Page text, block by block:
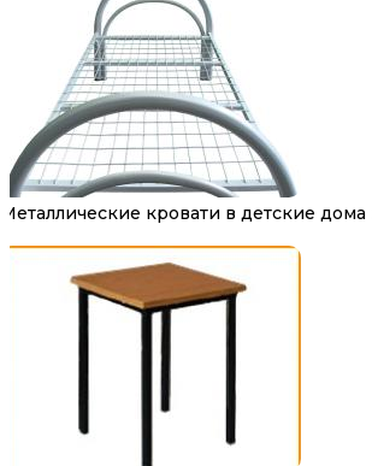
Металлические кровати в детские дома